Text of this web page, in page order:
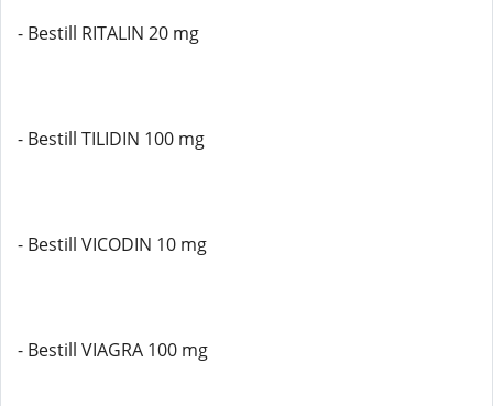
- Bestill RITALIN 20 mg
- Bestill TILIDIN 100 mg
- Bestill VICODIN 10 mg
- Bestill VIAGRA 100 mg